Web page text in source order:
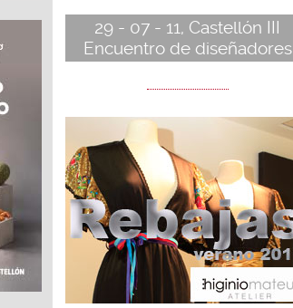
29 - 07 - 11, Castellón III
Encuentro de diseñadores